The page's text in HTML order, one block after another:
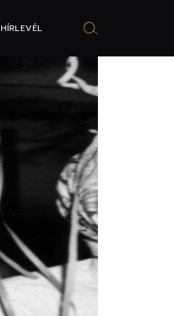
HÍRLEVÉL